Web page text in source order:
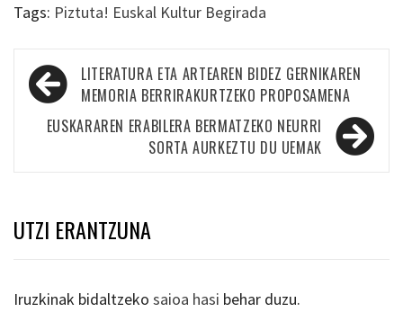
Tags: Piztuta! Euskal Kultur Begirada
Bidalketetan
zehar
nabigatu
LITERATURA ETA ARTEAREN BIDEZ GERNIKAREN
MEMORIA BERRIRAKURTZEKO PROPOSAMENA
EUSKARAREN ERABILERA BERMATZEKO NEURRI
SORTA AURKEZTU DU UEMAK
UTZI ERANTZUNA
Iruzkinak bidaltzeko saioa hasi behar duzu.